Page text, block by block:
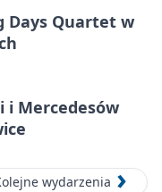
Days Quartet w
i Mercedesów
wydarzenia